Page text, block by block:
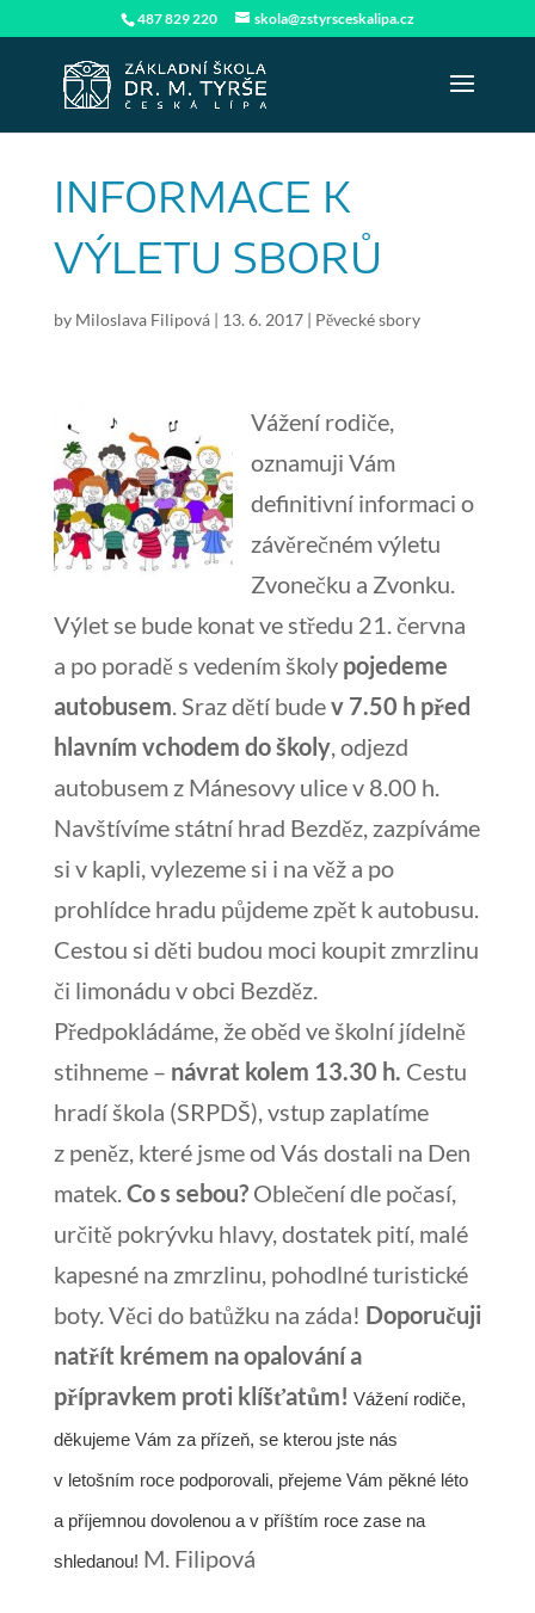
487 829 220 skola@zstyrsceskalipa.cz
INFORMACE K
VÝLETU SBORŮ
by Miloslava Filipová| 13. 6. 2017| Pěvecké sbory
Vážení rodiče,
oznamuji Vám
definitivní informaci o
závěrečném výletu
Zvonečku a Zvonku.
Výlet se bude konat ve středu 21. června
a po poradě s vedením školy pojedeme
autobusem. Sraz dětí budev 7.50 h před
hlavním vchodem do školy, odjezd
autobusem z Mánesovy ulice v 8.00 h.
Navštívíme státní hrad Bezděz, zazpíváme
si v kapli, vylezeme si i na věž a po
prohlídce hradu půjdeme zpět k autobusu.
Cestou si děti budou moci koupit zmrzlinu
či limonádu v obci Bezděz.
Předpokládáme, že oběd ve školní jídelně
stihneme – návrat kolem 13.30 h. Cestu
hradí škola (SRPDŠ), vstup zaplatíme
z peněz, které jsme od Vás dostali na Den
matek.Co s sebou?Oblečení dle počasí,
určitě pokrývku hlavy, dostatek pití, malé
kapesné na zmrzlinu, pohodlné turistické
boty. Věci do batůžku na záda! Doporučuji
natřít krémem na opalování a
přípravkem proti klíšťatům! Vážení rodiče,
děkujeme Vám za přízeň, se kterou jste nás
v letošním roce podporovali, přejeme Vám pěkné léto
a příjemnou dovolenou a v příštím roce zase na
shledanou! M. Filipová